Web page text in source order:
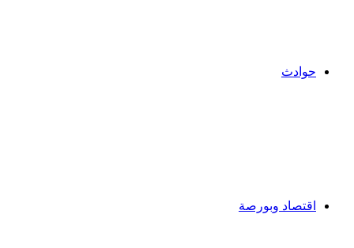
حوادث
اقتصاد وبورصة